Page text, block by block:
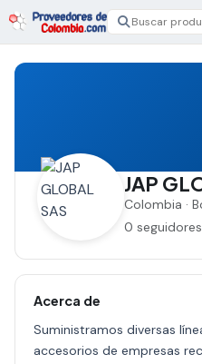
JAP
Colombia ·
0 seguidores
Acerca de
Suministramos diversas
accesorios de empresas